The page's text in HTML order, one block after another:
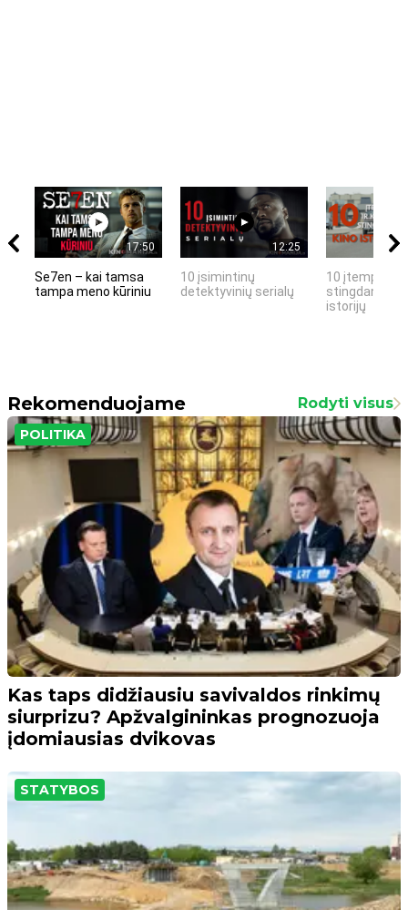
17:50
Se7en – kai tamsa
tampa meno kūriniu
12:25
10 įsimintinų
detektyvinių serialų
10 įtemptų,
stingdančių
istorijų
Rekomenduojame Rodyti visus
POLITIKA
Kas taps didžiausiu savivaldos rinkimų
siurprizu? Apžvalgininkas prognozuoja
įdomiausias dvikovas
STATYBOS